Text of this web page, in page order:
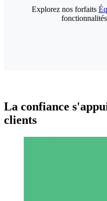
Packs de
Explorez nos forfaits
La confiance
clients